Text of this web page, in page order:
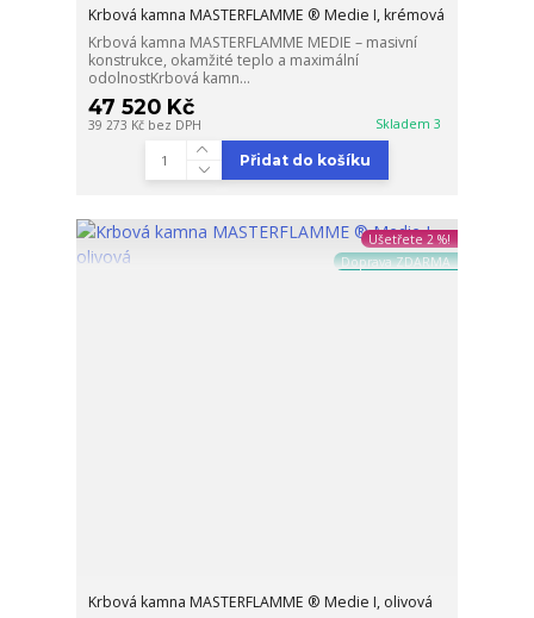
Krbová kamna MASTERFLAMME ® Medie I, krémová
Krbová kamna MASTERFLAMME MEDIE – masivní
konstrukce, okamžité teplo a maximální
odolnostKrbová kamn...
47 520 Kč
39 273 Kč bez DPH Skladem 3
Přidat do košíku
Ušetřete 2 %!
Doprava ZDARMA
Krbová kamna MASTERFLAMME ® Medie I, olivová